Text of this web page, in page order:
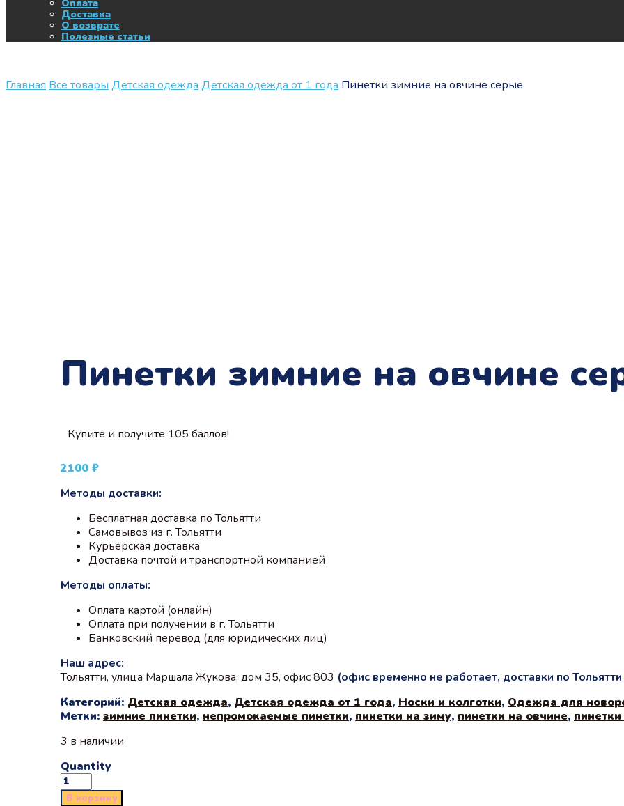
Оплата
Доставка
О возврате
Полезные статьи
Главная Все товары Детская одежда Детская одежда от 1 года Пинетки зимние на овчине серые
Пинетки зимние на овчине
Купите и получите 105 баллов!
2100 ₽
Методы доставки:
Бесплатная доставка по Тольятти
Самовывоз из г. Тольятти
Курьерская доставка
Доставка почтой и транспортной компанией
Методы оплаты:
Оплата картой (онлайн)
Оплата при получении в г. Тольятти
Банковский перевод (для юридических лиц)
Наш адрес:
Тольятти, улица Маршала Жукова, дом 35, офис 803 (офис временно не работает, доставки по
Категорий: Детская одежда, Детская одежда от 1 года, Носки и колготки, Одежда для
Метки: зимние пинетки, непромокаемые пинетки, пинетки на зиму, пинетки на овчине,
3 в наличии
Quantity
В корзину